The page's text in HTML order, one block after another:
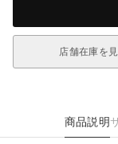
店舗在庫を
商品説明